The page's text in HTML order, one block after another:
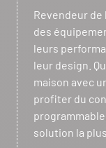
Revendeur de
des
leurs
leur design.
maison avec
profiter du
solution la